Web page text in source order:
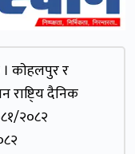
। काेहलपुर र
दैनिक
२०८२